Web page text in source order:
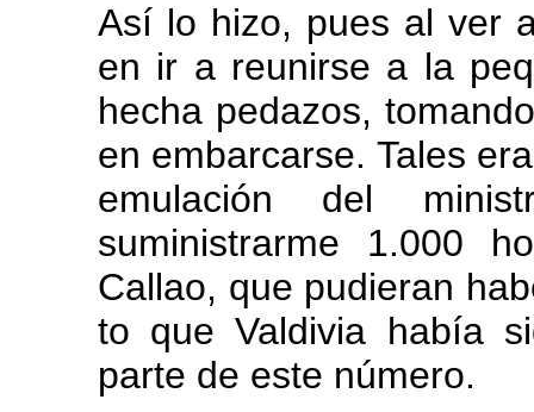
Así lo hizo, pues al ver
en ir a reunirse a la
hecha pedazos,
en embarcarse. Tales
emulación del
suministrarme 1.000
Callao, que pudieran
to que Valdivia había
parte de este número.